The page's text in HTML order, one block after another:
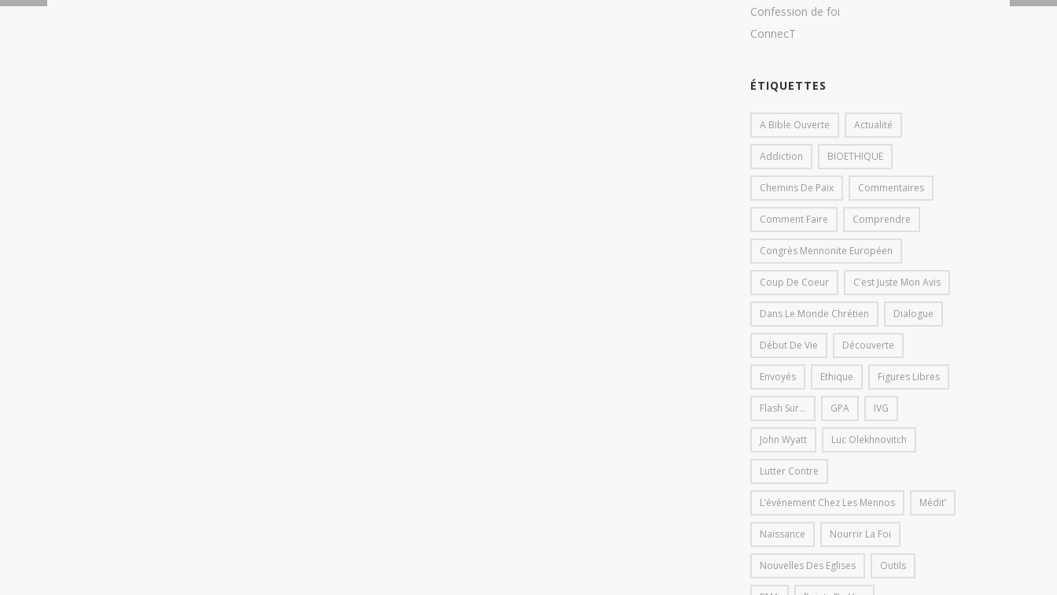
Confession de foi
ConnecT
ÉTIQUETTES
A Bible Ouverte Actualité
Addiction BIOETHIQUE
Chemins De Paix Commentaires
Comment Faire Comprendre
Congrès Mennonite Européen
Coup De Coeur C’est Juste Mon Avis
Dans Le Monde Chrétien Dialogue
Début De Vie Découverte
Envoyés Ethique Figures Libres
Flash Sur... GPA IVG
John Wyatt Luc Olekhnovitch
Lutter Contre
L’événement Chez Les Mennos Médit’
Naissance Nourrir La Foi
Nouvelles Des Eglises Outils